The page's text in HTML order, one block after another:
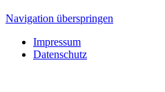
Navigation überspringen
Impressum
Datenschutz